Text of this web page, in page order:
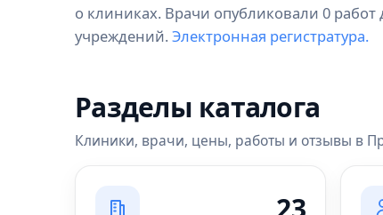
о клиниках. Врачи опубликовали 0
учреждений. Электронная регистратура.
Разделы каталога
Клиники, врачи, цены, работы и отзывы в